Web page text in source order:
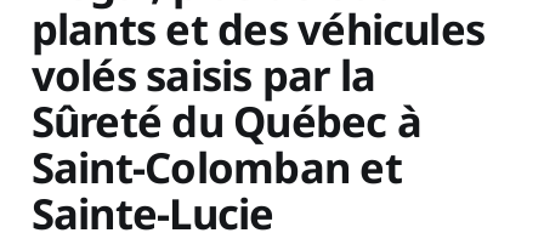
plants et des véhicules
volés saisis par la
Sûreté du Québec à
Saint-Colomban et
Sainte-Lucie